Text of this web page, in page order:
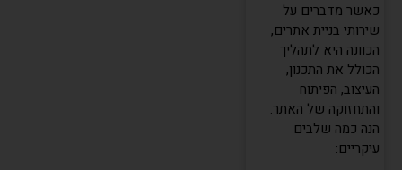
כאשר מדברים על
שירותי בניית אתרים,
הכוונה היא לתהליך
הכולל את התכנון,
העיצוב, הפיתוח
והתחזוקה של האתר.
הנה כמה שלבים
עיקריים: